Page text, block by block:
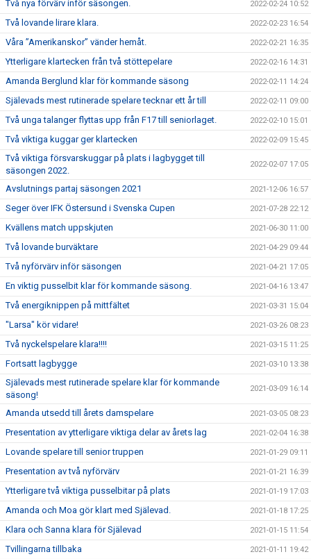
Två nya förvärv inför säsongen. 2022-02-24 10:52
Två lovande lirare klara. 2022-02-23 16:54
Våra ”Amerikanskor” vänder hemåt. 2022-02-21 16:35
Ytterligare klartecken från två stöttepelare 2022-02-16 14:31
Amanda Berglund klar för kommande säsong 2022-02-11 14:24
Själevads mest rutinerade spelare tecknar ett år till 2022-02-11 09:00
Två unga talanger flyttas upp från F17 till seniorlaget. 2022-02-10 15:01
Två viktiga kuggar ger klartecken 2022-02-09 15:45
Två viktiga försvarskuggar på plats i lagbygget till
säsongen 2022.
2022-02-07 17:05
Avslutnings partaj säsongen 2021 2021-12-06 16:57
Seger över IFK Östersund i Svenska Cupen 2021-07-28 22:12
Kvällens match uppskjuten 2021-06-30 11:00
Två lovande burväktare 2021-04-29 09:44
Två nyförvärv inför säsongen 2021-04-21 17:05
En viktig pusselbit klar för kommande säsong. 2021-04-16 13:47
Två energiknippen på mittfältet 2021-03-31 15:04
"Larsa" kör vidare! 2021-03-26 08:23
Två nyckelspelare klara!!!! 2021-03-15 11:25
Fortsatt lagbygge 2021-03-10 13:38
Själevads mest rutinerade spelare klar för kommande
säsong!
2021-03-09 16:14
Amanda utsedd till årets damspelare 2021-03-05 08:23
Presentation av ytterligare viktiga delar av årets lag 2021-02-04 16:38
Lovande spelare till senior truppen 2021-01-29 09:11
Presentation av två nyförvärv 2021-01-21 16:39
Ytterligare två viktiga pusselbitar på plats 2021-01-19 17:03
Amanda och Moa gör klart med Själevad. 2021-01-18 17:25
Klara och Sanna klara för Själevad 2021-01-15 11:54
Tvillingarna tillbaka 2021-01-11 19:42